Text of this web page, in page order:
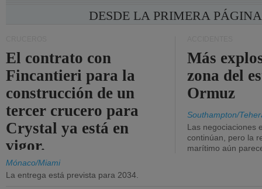
DESDE LA PRIMERA PÁGINA
El contrato con
Fincantieri para la
construcción de un
tercer crucero para
Crystal ya está en
vigor.
Mónaco/Miami
La entrega está prevista para 2034.
Más
zona del
Ormuz
Southampton/
Las negociaciones
continúan, pero la
marítimo aún